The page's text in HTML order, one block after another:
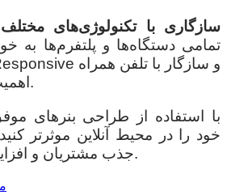
سازگاری با تکنولوژی‌های
تمامی دستگاه‌ها و پلتفرم‌ها به
اهمیت بسیاری دارند.
با استفاده از طراحی بنرهای
خود را در محیط آنلاین موثرتر
جذب مشتریان و افزایش فروش خود ببینید.